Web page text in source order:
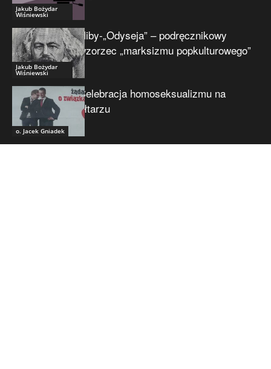
Jakub Bożydar
Wiśniewski
Jakub Bożydar
Wiśniewski
Niby-„Odyseja” – podręcznikowy
wzorzec „marksizmu popkulturowego”
o. Jacek Gniadek
Celebracja homoseksualizmu na
ołtarzu